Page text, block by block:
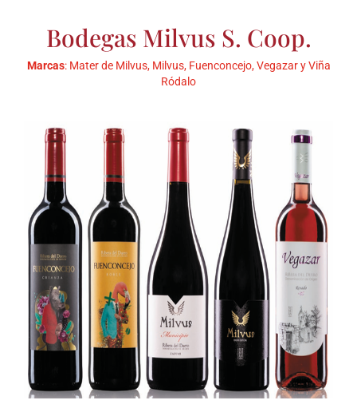
Bodegas Milvus S. Coop.
Marcas: Mater de Milvus, Milvus, Fuenconcejo, Vegazar y Viña
Ródalo